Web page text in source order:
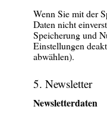
Wenn Sie mit der
Daten nicht
Speicherung und
Einstellungen
abwählen).
5. Newsletter
Newsletterdaten